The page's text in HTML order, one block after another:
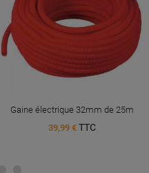
Gaine électrique 32mm de 25m
39,99 € TTC